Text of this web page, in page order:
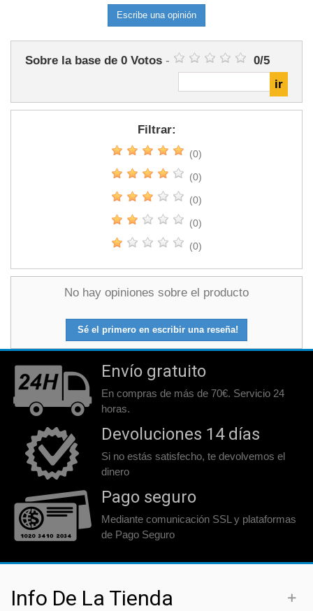
Escribe una opinión
Sobre la base de 0 Votos - 0/5
Filtrar:
(0)
(0)
(0)
(0)
(0)
No hay opiniones sobre el producto
Sé el primero en escribir una reseña!
Envío gratuito
En compras de más de 70€. Servicio 24
horas.
Devoluciones 14 días
Si no estás satisfecho, te devolvemos el
dinero
Pago seguro
Mediante comunicación SSL y plataformas
de Pago Seguro
Info De La Tienda